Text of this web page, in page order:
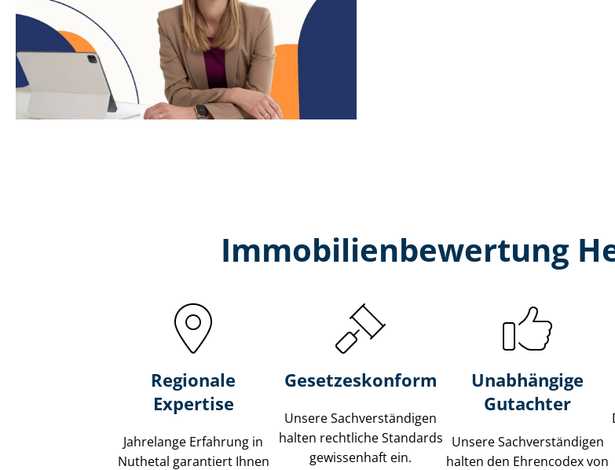
Immobilien­bewertung
Regionale
Expertise
Jahrelange Erfahrung in
Nuthetal garantiert Ihnen
Gesetzes­konform
Unsere Sach­ver­stän­di­gen
halten rechtliche Standards
gewissenhaft ein.
Unabhängige
Gutachter
Unsere Sach­ver­stän­di­gen
halten den Ehrencodex von